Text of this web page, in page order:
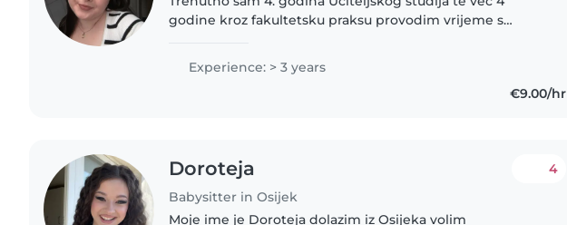
godine kroz fakultetsku praksu provodim vrijeme s
od 3 godine i dječaka..
Experience: > 3 years
€9.00/hr
Doroteja
Babysitter in Osijek
4
Moje ime je Doroteja dolazim iz Osijeka volim